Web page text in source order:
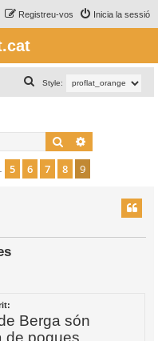
Inicia la sessió
Registreu-vos
Style:
e
a
Cerca
9
5 6 7 8 9
Berga són
de poques